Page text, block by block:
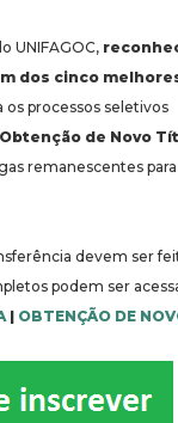
UNIFAGOC,
dos cinco
os processos seletivos
Obtenção de Novo
remanescentes
devem ser
podem ser
| OBTENÇÃO DE